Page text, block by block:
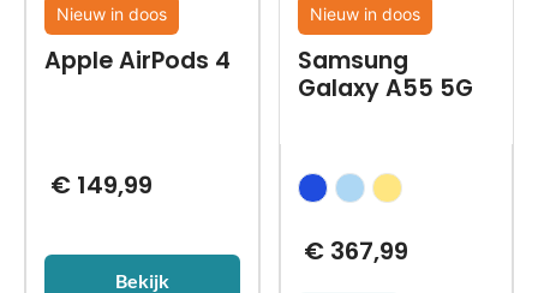
Nieuw in doos
Apple AirPods 4
€149,99
Bekijk
Nieuw in doos
Samsung
Galaxy A55 5G
€ 367,99